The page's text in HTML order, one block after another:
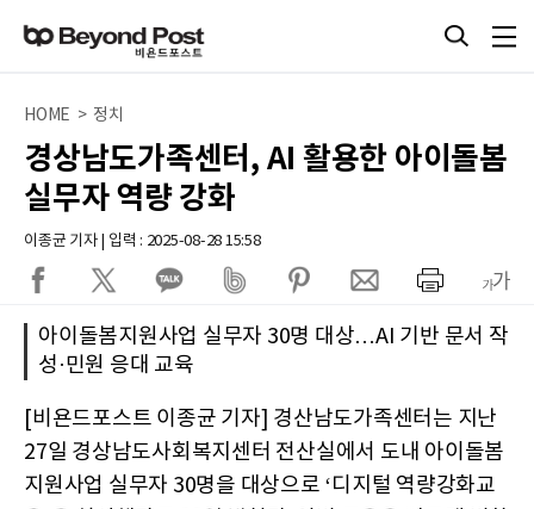
HOME > 정치
경상남도가족센터, AI 활용한 아이돌봄
실무자 역량 강화
이종균 기자 | 입력 : 2025-08-28 15:58
아이돌봄지원사업 실무자 30명 대상…AI 기반 문서 작
성·민원 응대 교육
[비욘드포스트 이종균 기자] 경산남도가족센터는 지난
27일 경상남도사회복지센터 전산실에서 도내 아이돌봄
지원사업 실무자 30명을 대상으로 ‘디지털 역량강화교